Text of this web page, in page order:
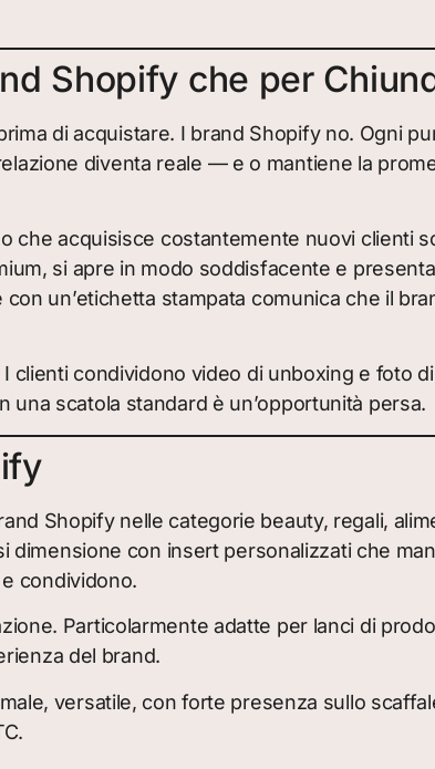
Shopify che per
di acquistare. I brand Shopify no. Ogni
diventa reale — e o mantiene la
che acquisisce costantemente nuovi clienti
si apre in modo soddisfacente e
un’etichetta stampata comunica che il
clienti condividono video di unboxing e foto
scatola standard è un’opportunità persa.
Shopify nelle categorie beauty, regali,
con insert personalizzati che
condividono.
Particolarmente adatte per lanci di
del brand.
versatile, con forte presenza sullo